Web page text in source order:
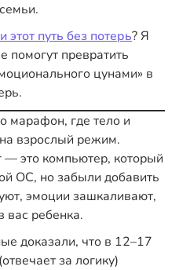
этот путь без потерь? Я
помогут превратить
цунами» в
марафон, где тело и
взрослый режим.
— это компьютер, который
ОС, но забыли добавить
эмоции зашкаливают,
вас ребенка.
доказали, что в 12–17
за логику)